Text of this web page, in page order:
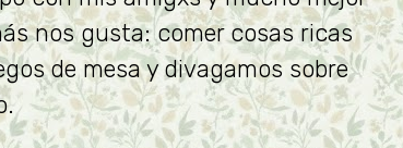
nos gusta: comer cosas ricas
de mesa y divagamos sobre